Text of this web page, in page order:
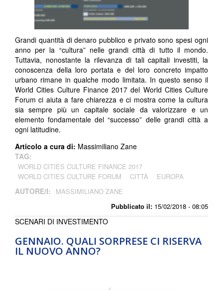
Pubblicato il: 15/02/2018 - 08:05
Grandi quantità di denaro pubblico e privato sono spesi ogni
anno per la “cultura” nelle grandi città di tutto il mondo.
Tuttavia, nonostante la rilevanza di tali capitali investiti, la
conoscenza della loro portata e del loro concreto impatto
urbano rimane in qualche modo limitata. In questo senso il
World Cities Culture Finance 2017 del World Cities Culture
Forum ci aiuta a fare chiarezza e ci mostra come la cultura
sia sempre più un capitale sociale da valorizzare e un
elemento fondamentale del “successo” delle grandi città a
ogni latitudine.
Articolo a cura di: Massimiliano Zane
TAG:
WORLD CITIES CULTURE FINANCE 2017
WORLD CITIES CULTURE FORUM
CITTÀ EUROPA
AUTORE/I: MASSIMILIANO ZANE
GENNAIO. QUALI SORPRESE CI RISERVA
IL NUOVO ANNO?
SCENARI DI INVESTIMENTO